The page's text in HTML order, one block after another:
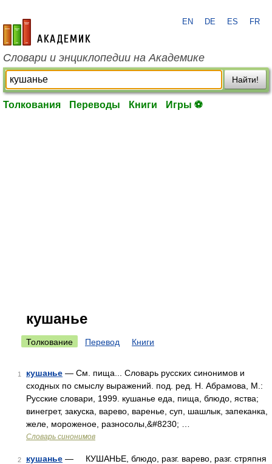
academic.ru
EN DE ES FR
Словари и энциклопедии на Академике
Найти!
Толкования Переводы Книги Игры ⚽
кушанье
Толкование Перевод Книги
1 кушанье — См. пища... Словарь русских синонимов и
сходных по смыслу выражений. под. ред. Н. Абрамова, М.:
Русские словари, 1999. кушанье еда, пища, блюдо, яства;
винегрет, закуска, варево, варенье, суп, шашлык, запеканка,
желе, мороженое, разносолы,&#8230; …
Словарь синонимов
2 кушанье — КУШАНЬЕ, блюдо, разг. варево, разг. стряпня